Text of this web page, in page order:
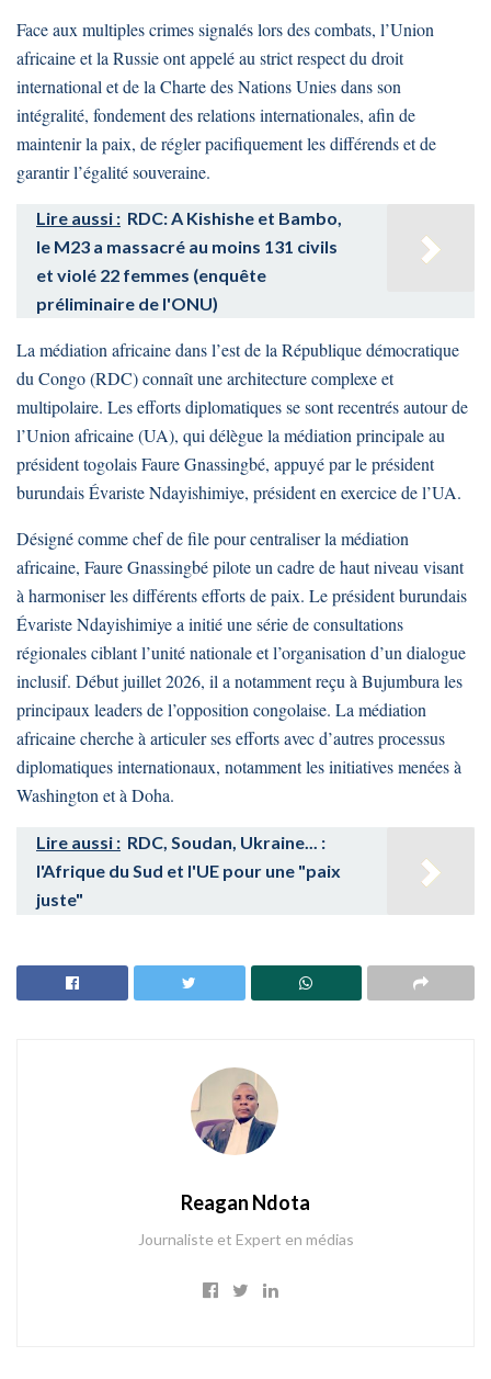
Face aux multiples crimes signalés lors des combats, l’Union
africaine et la Russie ont appelé au strict respect du droit
international et de la Charte des Nations Unies dans son
intégralité, fondement des relations internationales, afin de
maintenir la paix, de régler pacifiquement les différends et de
garantir l’égalité souveraine.
Lire aussi : RDC: A Kishishe et Bambo,
le M23 a massacré au moins 131 civils
et violé 22 femmes (enquête
préliminaire de l'ONU)
La médiation africaine dans l’est de la République démocratique
du Congo (RDC) connaît une architecture complexe et
multipolaire. Les efforts diplomatiques se sont recentrés autour de
l’Union africaine (UA), qui délègue la médiation principale au
président togolais Faure Gnassingbé, appuyé par le président
burundais Évariste Ndayishimiye, président en exercice de l’UA.
Désigné comme chef de file pour centraliser la médiation
africaine, Faure Gnassingbé pilote un cadre de haut niveau visant
à harmoniser les différents efforts de paix. Le président burundais
Évariste Ndayishimiye a initié une série de consultations
régionales ciblant l’unité nationale et l’organisation d’un dialogue
inclusif. Début juillet 2026, il a notamment reçu à Bujumbura les
principaux leaders de l’opposition congolaise. La médiation
africaine cherche à articuler ses efforts avec d’autres processus
diplomatiques internationaux, notamment les initiatives menées à
Washington et à Doha.
Lire aussi : RDC, Soudan, Ukraine... :
l'Afrique du Sud et l'UE pour une "paix
juste"
Reagan Ndota
Journaliste et Expert en médias